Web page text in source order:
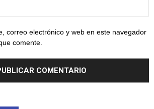
correo electrónico y web en este navegador
comente.